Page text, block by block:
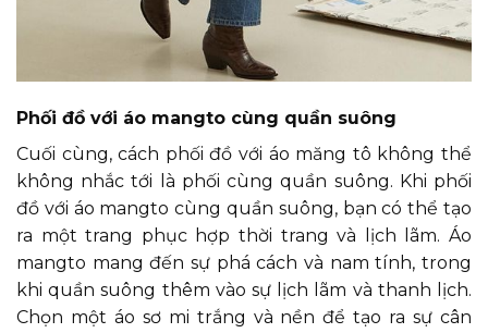
Phối đồ với áo mangto cùng quần suông
Cuối cùng, cách phối đồ với áo măng tô không thể
không nhắc tới là phối cùng quần suông. Khi phối
đồ với áo mangto cùng quần suông, bạn có thể tạo
ra một trang phục hợp thời trang và lịch lãm. Áo
mangto mang đến sự phá cách và nam tính, trong
khi quần suông thêm vào sự lịch lãm và thanh lịch.
Chọn một áo sơ mi trắng và nền để tạo ra sự cân